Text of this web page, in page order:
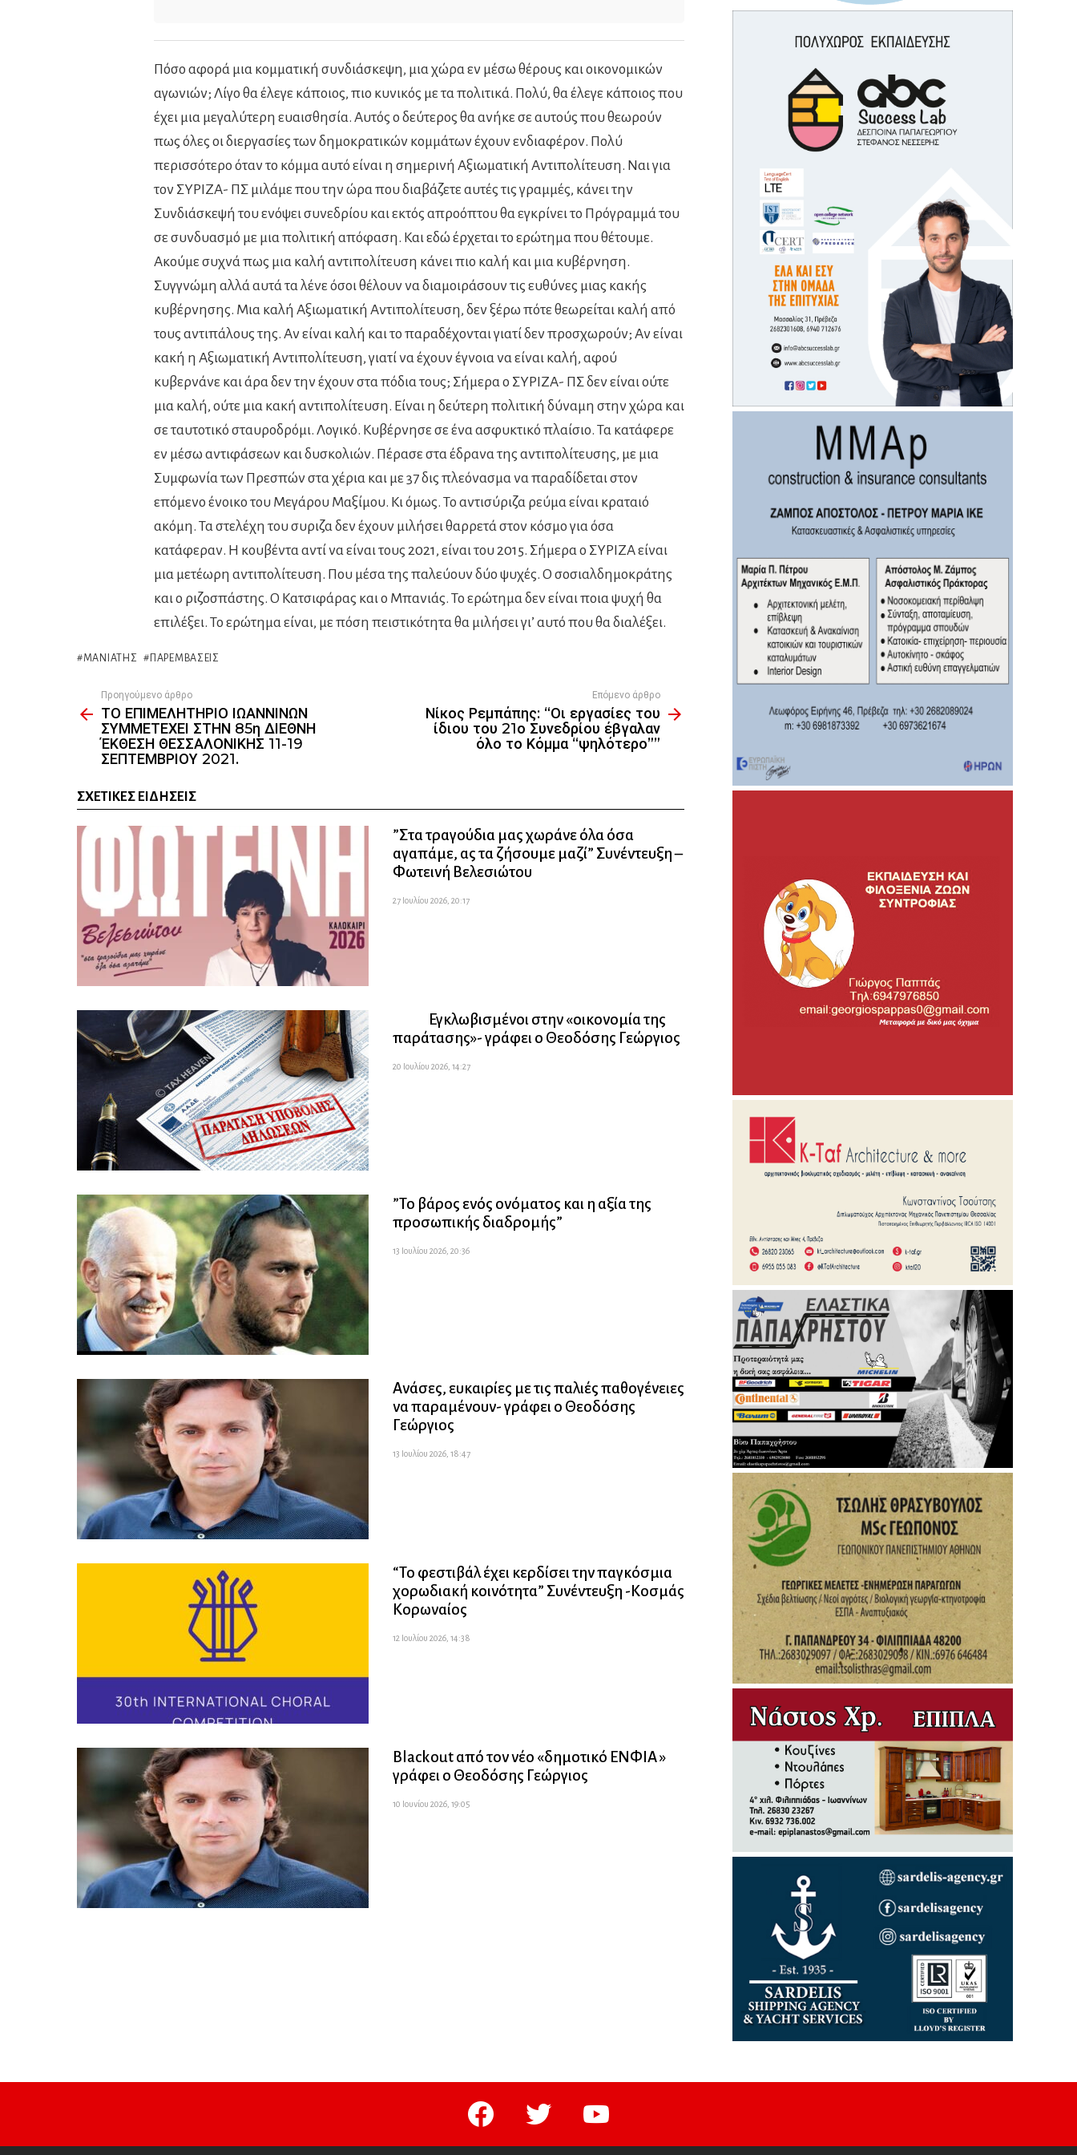
Πόσο αφορά μια κομματική συνδιάσκεψη, μια χώρα εν μέσω θέρους και οικονομικών
αγωνιών; Λίγο θα έλεγε κάποιος, πιο κυνικός με τα πολιτικά. Πολύ, θα έλεγε κάποιος που
έχει μια μεγαλύτερη ευαισθησία. Αυτός ο δεύτερος θα ανήκε σε αυτούς που θεωρούν
πως όλες οι διεργασίες των δημοκρατικών κομμάτων έχουν ενδιαφέρον. Πολύ
περισσότερο όταν το κόμμα αυτό είναι η σημερινή Αξιωματική Αντιπολίτευση. Ναι για
τον ΣΥΡΙΖΑ- ΠΣ μιλάμε που την ώρα που διαβάζετε αυτές τις γραμμές, κάνει την
Συνδιάσκεψή του ενόψει συνεδρίου και εκτός απροόπτου θα εγκρίνει το Πρόγραμμά του
σε συνδυασμό με μια πολιτική απόφαση. Και εδώ έρχεται το ερώτημα που θέτουμε.
Ακούμε συχνά πως μια καλή αντιπολίτευση κάνει πιο καλή και μια κυβέρνηση.
Συγγνώμη αλλά αυτά τα λένε όσοι θέλουν να διαμοιράσουν τις ευθύνες μιας κακής
κυβέρνησης. Μια καλή Αξιωματική Αντιπολίτευση, δεν ξέρω πότε θεωρείται καλή από
τους αντιπάλους της. Αν είναι καλή και το παραδέχονται γιατί δεν προσχωρούν; Αν είναι
κακή η Αξιωματική Αντιπολίτευση, γιατί να έχουν έγνοια να είναι καλή, αφού
κυβερνάνε και άρα δεν την έχουν στα πόδια τους; Σήμερα ο ΣΥΡΙΖΑ- ΠΣ δεν είναι ούτε
μια καλή, ούτε μια κακή αντιπολίτευση. Είναι η δεύτερη πολιτική δύναμη στην χώρα και
σε ταυτοτικό σταυροδρόμι. Λογικό. Κυβέρνησε σε ένα ασφυκτικό πλαίσιο. Τα κατάφερε
εν μέσω αντιφάσεων και δυσκολιών. Πέρασε στα έδρανα της αντιπολίτευσης, με μια
Συμφωνία των Πρεσπών στα χέρια και με 37 δις πλεόνασμα να παραδίδεται στον
επόμενο ένοικο του Μεγάρου Μαξίμου. Κι όμως. Το αντισύριζα ρεύμα είναι κραταιό
ακόμη. Τα στελέχη του συριζα δεν έχουν μιλήσει θαρρετά στον κόσμο για όσα
κατάφεραν. Η κουβέντα αντί να είναι τους 2021, είναι του 2015. Σήμερα ο ΣΥΡΙΖΑ είναι
μια μετέωρη αντιπολίτευση. Που μέσα της παλεύουν δύο ψυχές. Ο σοσιαλδημοκράτης
και ο ριζοσπάστης. Ο Κατσιφάρας και ο Μπανιάς. Το ερώτημα δεν είναι ποια ψυχή θα
επιλέξει. Το ερώτημα είναι, με πόση πειστικότητα θα μιλήσει γι’ αυτό που θα διαλέξει.
ΜΑΝΙΆΤΗΣ ΠΑΡΕΜΒΆΣΕΙΣ
more
Προηγούμενο άρθρο
ΤΟ ΕΠΙΜΕΛΗΤΗΡΙΟ ΙΩΑΝΝΙΝΩΝ
ΣΥΜΜΕΤΕΧΕΙ ΣΤΗΝ 85η ΔΙΕΘΝΗ
ΈΚΘΕΣΗ ΘΕΣΣΑΛΟΝΙΚΗΣ 11-19
ΣΕΠΤΕΜΒΡΙΟΥ 2021.
Επόμενο άρθρο
Νίκος Ρεμπάπης: “Οι εργασίες του
ίδιου του 21ο Συνεδρίου έβγαλαν
όλο το Κόμμα “ψηλότερο””
ΣΧΕΤΙΚΈΣ ΕΙΔΉΣΕΙΣ
”Στα τραγούδια μας χωράνε όλα όσα
αγαπάμε, ας τα ζήσουμε μαζί” Συνέντευξη –
Φωτεινή Βελεσιώτου
27 Ιουλίου 2026, 20:17
Εγκλωβισμένοι στην «οικονομία της
παράτασης»- γράφει ο Θεοδόσης Γεώργιος
20 Ιουλίου 2026, 14:27
”Το βάρος ενός ονόματος και η αξία της
προσωπικής διαδρομής”
13 Ιουλίου 2026, 20:36
Ανάσες, ευκαιρίες με τις παλιές παθογένειες
να παραμένουν- γράφει ο Θεοδόσης
Γεώργιος
13 Ιουλίου 2026, 18:47
“Το φεστιβάλ έχει κερδίσει την παγκόσμια
χορωδιακή κοινότητα” Συνέντευξη -Κοσμάς
Κορωναίος
12 Ιουλίου 2026, 14:38
Blackout από τον νέο «δημοτικό ΕΝΦΙΑ »
γράφει ο Θεοδόσης Γεώργιος
10 Ιουνίου 2026, 19:05
facebook twitter youtube